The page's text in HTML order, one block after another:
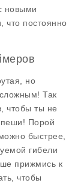
новыми
что постоянно
но
Так
, чтобы ты не
Порой
быстрее,
гибели
прижмись к
чтобы